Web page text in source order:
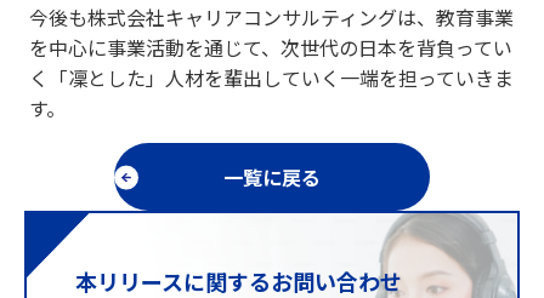
今後も株式会社キャリアコンサルティングは、教育事業
を中心に事業活動を通じて、次世代の日本を背負ってい
く「凜とした」人材を輩出していく一端を担っていきま
す。
一覧に戻る
本リリースに関するお問い合わせ